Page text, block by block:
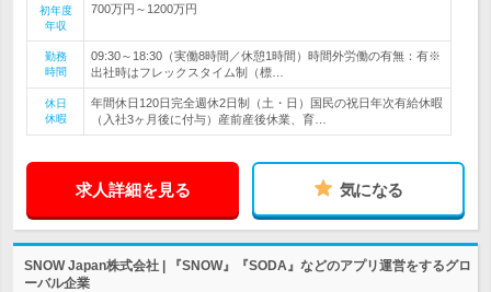
初年度
年収
700万円～1200万円
勤務
時間
09:30～18:30（実働8時間／休憩1時間）時間外労働の有無：有※
出社時はフレックスタイム制（標…
休日
休暇
年間休日120日完全週休2日制（土・日）国民の祝日年次有給休暇
（入社3ヶ月後に付与）産前産後休業、育…
求人詳細を見る 気になる
SNOW Japan株式会社 | 『SNOW』『SODA』などのアプリ運営をするグロ
ーバル企業